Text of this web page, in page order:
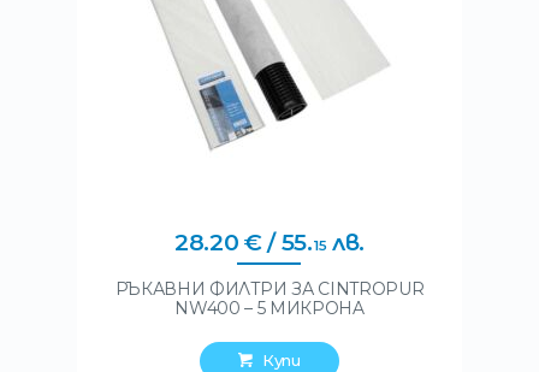
28.20 €/ 55.15лв.
РЪКАВНИ ФИЛТРИ ЗА CINTROPUR
NW400 – 5 МИКРОНA
Купи